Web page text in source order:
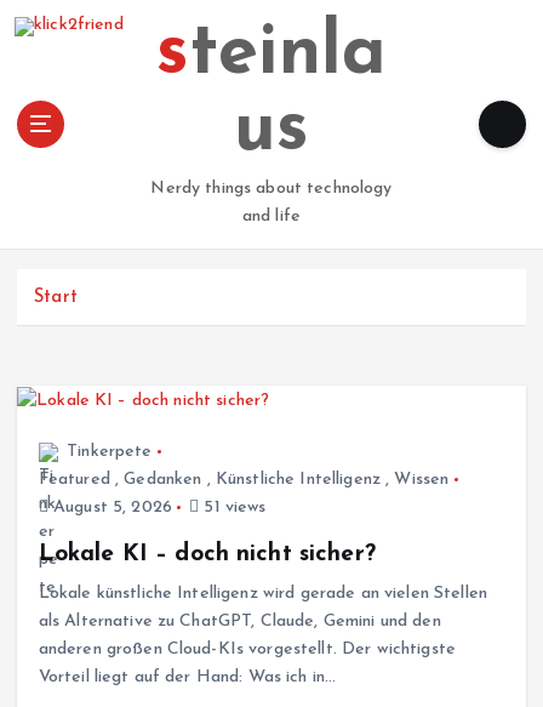
steinla
us
Nerdy things about technology
and life
Start
Tinkerpete
Featured ,Gedanken , Künstliche Intelligenz, Wissen
August 5, 2026
51 views
Lokale KI – doch nicht sicher?
Lokale künstliche Intelligenz wird gerade an vielen Stellen
als Alternative zu ChatGPT, Claude, Gemini und den
anderen großen Cloud-KIs vorgestellt. Der wichtigste
Vorteil liegt auf der Hand: Was ich in…